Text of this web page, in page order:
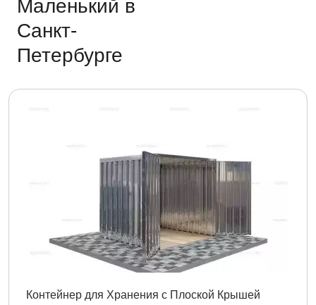
Маленький в
Санкт-
Петербурге
Контейнер для Хранения с Плоской Крышей